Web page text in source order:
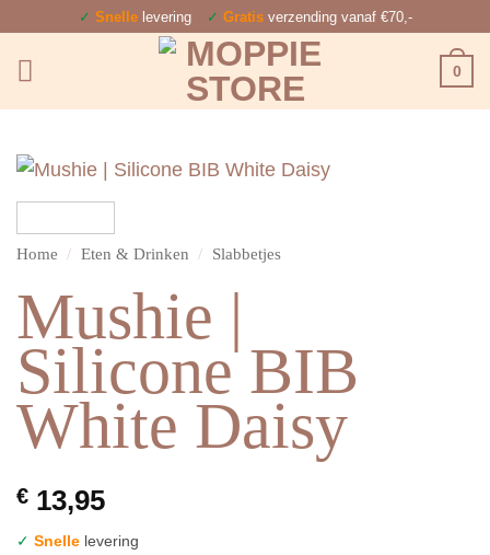
inhoud
✓ Snellelevering ✓ Gratisverzending vanaf €70,-
0
Home / Eten & Drinken / Slabbetjes
Mushie |
Silicone BIB
White Daisy
€ 13,95
✓ Snelle levering